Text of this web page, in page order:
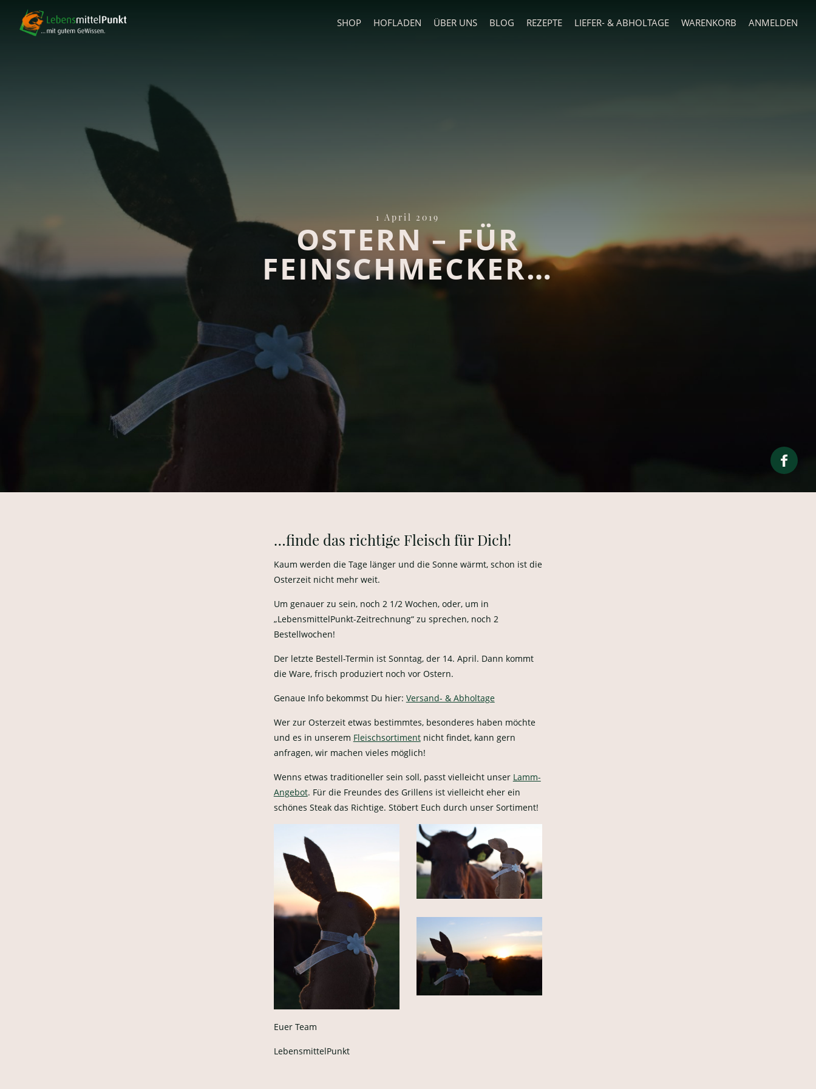
SHOP HOFLADEN ÜBER UNS BLOG REZEPTE LIEFER- & ABHOLTAGE WARENKORB ANMELDEN
1 April 2019
OSTERN – FÜR
FEINSCHMECKER…
…finde das richtige Fleisch für Dich!
Kaum werden die Tage länger und die Sonne wärmt, schon ist die
Osterzeit nicht mehr weit.
Um genauer zu sein, noch 2 1/2 Wochen, oder, um in
„LebensmittelPunkt-Zeitrechnung“ zu sprechen, noch 2
Bestellwochen!
Der letzte Bestell-Termin ist Sonntag, der 14. April. Dann kommt
die Ware, frisch produziert noch vor Ostern.
Genaue Info bekommst Du hier: Versand- & Abholtage
Wer zur Osterzeit etwas bestimmtes, besonderes haben möchte
und es in unserem Fleischsortimentnicht findet, kann gern
anfragen, wir machen vieles möglich!
Wenns etwas traditioneller sein soll, passt vielleicht unser Lamm-
Angebot. Für die Freundes des Grillens ist vielleicht eher ein
schönes Steak das Richtige. Stöbert Euch durch unser Sortiment!
Euer Team
LebensmittelPunkt